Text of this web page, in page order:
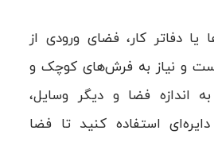
یا دفاتر کار، فضای ورودی از
و نیاز به فرش‌های کوچک و
اندازه فضا و دیگر وسایل،
استفاده کنید تا فضا